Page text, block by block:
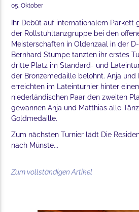
05. Oktober
Ihr Debüt auf internationalem Parkett
der Rollstuhltanzgruppe bei den
Meisterschaften in Oldenzaal in der
Bernhard Stumpe tanzten ihr erstes
dritte Platz im Standard- und
der Bronzemedaille belohnt. Anja und
erreichten im Lateinturnier hinter
niederländischen Paar den zweiten
gewannen Anja und Matthias alle
Goldmedaille.
Zum nächsten Turnier lädt Die
nach Münste...
Zum vollständigen Artikel